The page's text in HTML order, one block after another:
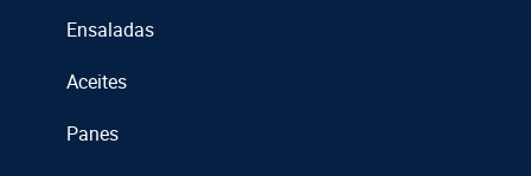
Ensaladas
Aceites
Panes